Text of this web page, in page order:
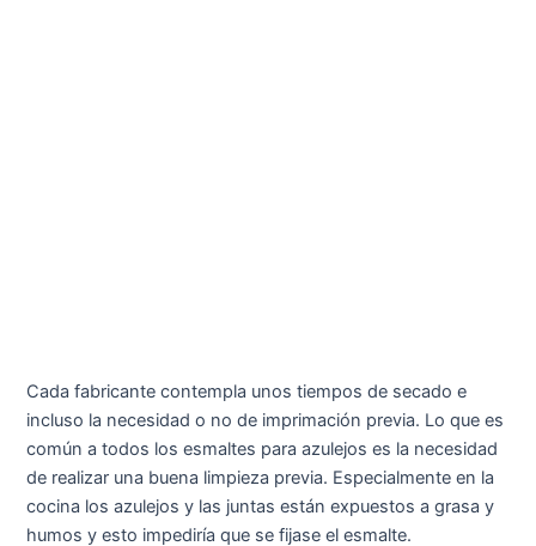
Cada fabricante contempla unos tiempos de secado e
incluso la necesidad o no de imprimación previa. Lo que es
común a todos los esmaltes para azulejos es la necesidad
de realizar una buena limpieza previa. Especialmente en la
cocina los azulejos y las juntas están expuestos a grasa y
humos y esto impediría que se fijase el esmalte.